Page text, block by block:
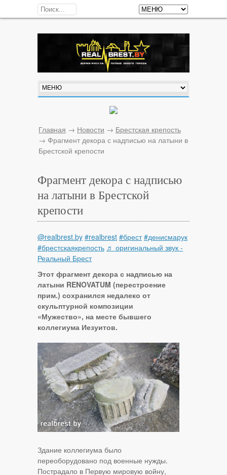
Главная → Новости → Брестская крепость
→ Фрагмент декора с надписью на латыни в
Брестской крепости
Фрагмент декора с надписью
на латыни в Брестской
крепости
@realbrest.by #realbrest #брест #денисмарук
#брестскаякрепость ♬ оригинальный звук -
Реальный Брест
Этот фрагмент декора с надписью на
латыни RENOVATUM (перестроение
прим.) сохранился недалеко от
скульптурной композиции
«Мужество», на месте бывшего
коллегиума Иезуитов.
Здание коллегиума было
переоборудовано под военные нужды.
Пострадало в Первую мировую войну,